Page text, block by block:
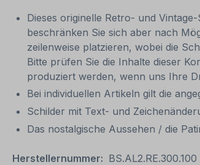
Dieses originelle Retro- und
beschränken Sie sich aber nach
zeilenweise platzieren, wobei die
Bitte prüfen Sie die Inhalte dieser
produziert werden, wenn uns Ihre
Bei individuellen Artikeln gilt die
Schilder mit Text- und
Das nostalgische Aussehen / die
Herstellernummer: BS.AL2.RE.300.100